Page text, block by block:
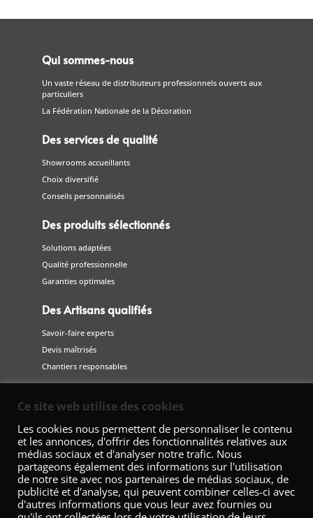
Qui sommes-nous
Un vaste réseau de distributeurs professionnels ouverts aux
particuliers
La Fédération Nationale de la Décoration
Des services de qualité
Showrooms accueillants
Choix diversifié
Conseils personnalisés
Des produits sélectionnés
Solutions adaptées
Qualité professionnelle
Garanties optimales
Des Artisans qualifiés
Savoir-faire experts
Devis maîtrisés
Chantiers responsables
Ce site web utilise des cookies
Les cookies nous permettent de personnaliser le contenu
et les annonces, d'offrir des fonctionnalités relatives aux
médias sociaux et d'analyser notre trafic. Nous
partageons également des informations sur l'utilisation
de notre site avec nos partenaires de médias sociaux, de
publicité et d'analyse, qui peuvent combiner celles-ci avec
d'autres informations que vous leur avez fournies ou